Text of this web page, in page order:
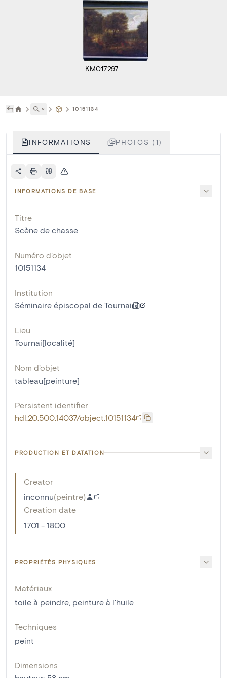
KM017297
˅ 10151134
INFORMATIONS PHOTOS (1)
INFORMATIONS DE BASE
Titre
Scène de chasse
Numéro d'objet
10151134
Institution
Séminaire épiscopal de Tournai
Lieu
Tournai[localité]
Nom d'objet
tableau[peinture]
Persistent identifier
hdl:20.500.14037/object.10151134
PRODUCTION ET DATATION
Creator
inconnu(peintre)
Creation date
1701 - 1800
PROPRIÉTÉS PHYSIQUES
Matériaux
toile à peindre peinture à l'huile
Techniques
peint
Dimensions